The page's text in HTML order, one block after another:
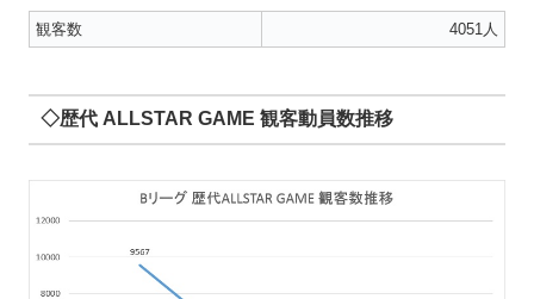
観客数 4051人
◇歴代 ALLSTAR GAME 観客動員数推移